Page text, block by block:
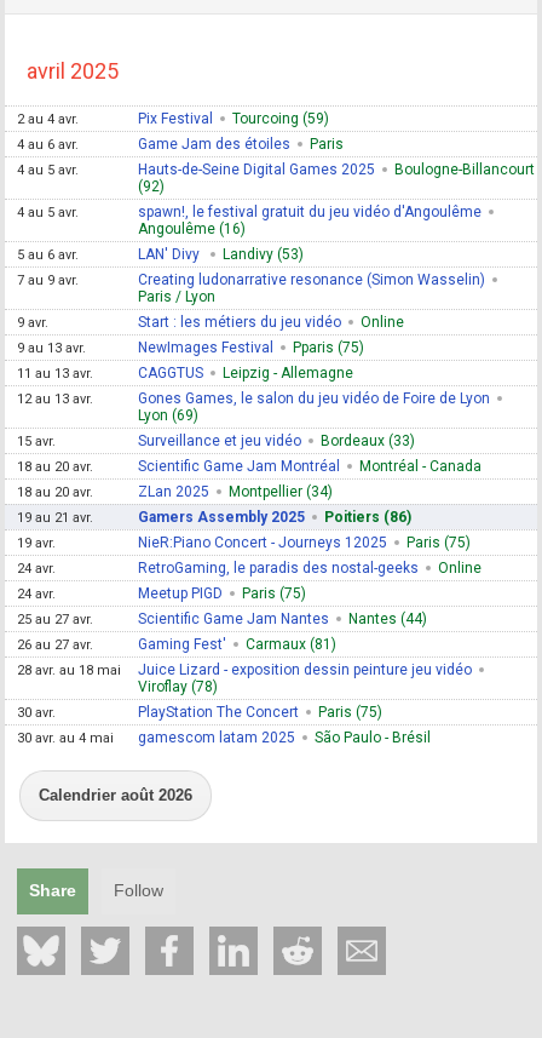
avril 2025
2 au 4 avr. Pix Festival Tourcoing (59)
4 au 6 avr. Game Jam des étoiles Paris
4 au 5 avr. Hauts-de-Seine Digital Games 2025
Boulogne-Billancourt
(92)
4 au 5 avr.
spawn!, le festival gratuit du jeu vidéo d'Angoulême
Angoulême (16)
5 au 6 avr. LAN' Divy Landivy (53)
7 au 9 avr.
Creating ludonarrative resonance (Simon Wasselin)
Paris / Lyon
9 avr. Start : les métiers du jeu vidéo Online
9 au 13 avr. NewImages Festival Pparis (75)
11 au 13 avr. CAGGTUS Leipzig - Allemagne
12 au 13 avr.
Gones Games, le salon du jeu vidéo de Foire de Lyon
Lyon (69)
15 avr. Surveillance et jeu vidéo Bordeaux (33)
18 au 20 avr. Scientific Game Jam Montréal Montréal - Canada
18 au 20 avr. ZLan 2025 Montpellier (34)
19 au 21 avr. Gamers Assembly 2025 Poitiers (86)
19 avr. NieR:Piano Concert - Journeys 12025 Paris (75)
24 avr. RetroGaming, le paradis des nostal-geeks Online
24 avr. Meetup PIGD Paris (75)
25 au 27 avr. Scientific Game Jam Nantes Nantes (44)
26 au 27 avr. Gaming Fest' Carmaux (81)
28 avr. au 18 mai
Juice Lizard - exposition dessin peinture jeu vidéo
Viroflay (78)
30 avr. PlayStation The Concert Paris (75)
30 avr. au 4 mai gamescom latam 2025 São Paulo - Brésil
Calendrier août 2026
Share Follow